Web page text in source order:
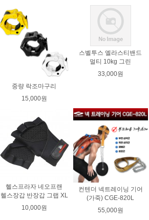
중량 락조마구리
15,000원
스벨투스 엘라스티밴드
멀티 10kg 그린
33,000원
헬스프라자 네오프랜
헬스장갑 반장갑 그랩 XL
10,000원
컨텐더 넥트레이닝 기어
(가죽) CGE-820L
55,000원